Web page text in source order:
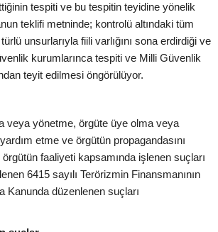
tespiti ve bu tespitin teyidine yönelik
teklifi metninde; kontrolü altındaki tüm
unsurlarıyla fiili varlığını sona erdirdiği ve
kurumlarınca tespiti ve Milli Güvenlik
teyit edilmesi öngörülüyor.
veya yönetme, örgüte üye olma veya
etme ve örgütün propagandasını
faaliyeti kapsamında işlenen suçları
6415 sayılı Terörizmin Finansmanının
Kanunda düzenlenen suçları